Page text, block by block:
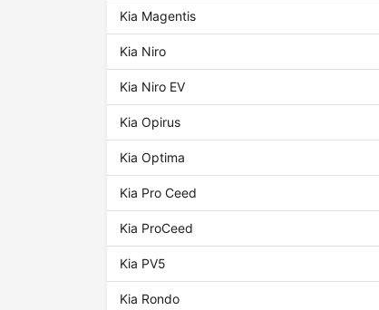
Kia Magentis
Kia Niro
Kia Niro EV
Kia Opirus
Kia Optima
Kia Pro Ceed
Kia ProCeed
Kia PV5
Kia Rondo